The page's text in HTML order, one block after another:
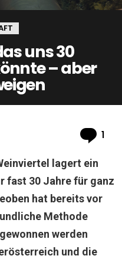
uns 30
– aber
1
lagert ein
fast 30 Jahre für ganz
hat bereits vor
Methode
werden
und die